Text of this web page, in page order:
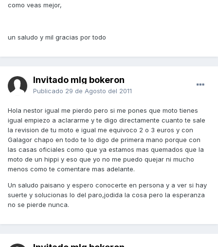
como veas mejor,
un saludo y mil gracias por todo
Invitado mlg bokeron
Publicado 29 de Agosto del 2011
Hola nestor igual me pierdo pero si me pones que moto tienes
igual empiezo a aclararme y te digo directamente cuanto te sale
la revision de tu moto e igual me equivoco 2 o 3 euros y con
Galagor chapo en todo te lo digo de primera mano porque con
las casas oficiales como que ya estamos mas quemados que la
moto de un hippi y eso que yo no me puedo quejar ni mucho
menos como te comentare mas adelante.
Un saludo paisano y espero conocerte en persona y a ver si hay
suerte y solucionas lo del paro,jodida la cosa pero la esperanza
no se pierde nunca.